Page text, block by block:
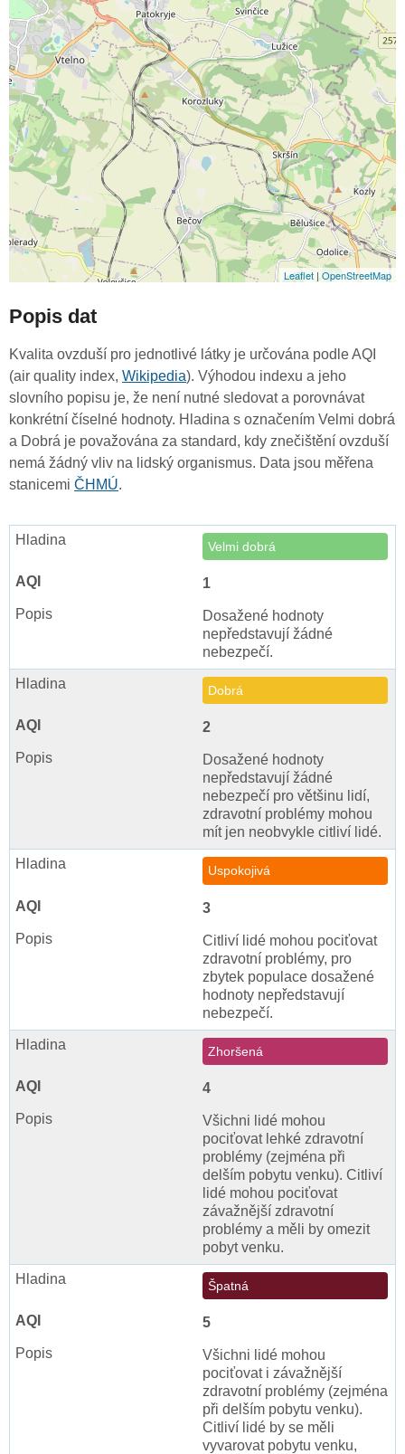
Leaflet | OpenStreetMap
Popis dat
Kvalita ovzduší pro jednotlivé látky je určována podle AQI
(air quality index, Wikipedia). Výhodou indexu a jeho
slovního popisu je, že není nutné sledovat a porovnávat
konkrétní číselné hodnoty. Hladina s označením Velmi dobrá
a Dobrá je považována za standard, kdy znečištění ovzduší
nemá žádný vliv na lidský organismus. Data jsou měřena
stanicemi ČHMÚ.
Velmi dobrá
1
Dosažené hodnoty
nepředstavují žádné
nebezpečí.
Dobrá
2
Dosažené hodnoty
nepředstavují žádné
nebezpečí pro většinu lidí,
zdravotní problémy mohou
mít jen neobvykle citliví lidé.
Uspokojivá
3
Citliví lidé mohou pociťovat
zdravotní problémy, pro
zbytek populace dosažené
hodnoty nepředstavují
nebezpečí.
Zhoršená
4
Všichni lidé mohou
pociťovat lehké zdravotní
problémy (zejména při
delším pobytu venku). Citliví
lidé mohou pociťovat
závažnější zdravotní
problémy a měli by omezit
pobyt venku.
Špatná
5
Všichni lidé mohou
pociťovat i závažnější
zdravotní problémy (zejména
při delším pobytu venku).
Citliví lidé by se měli
vyvarovat pobytu venku,